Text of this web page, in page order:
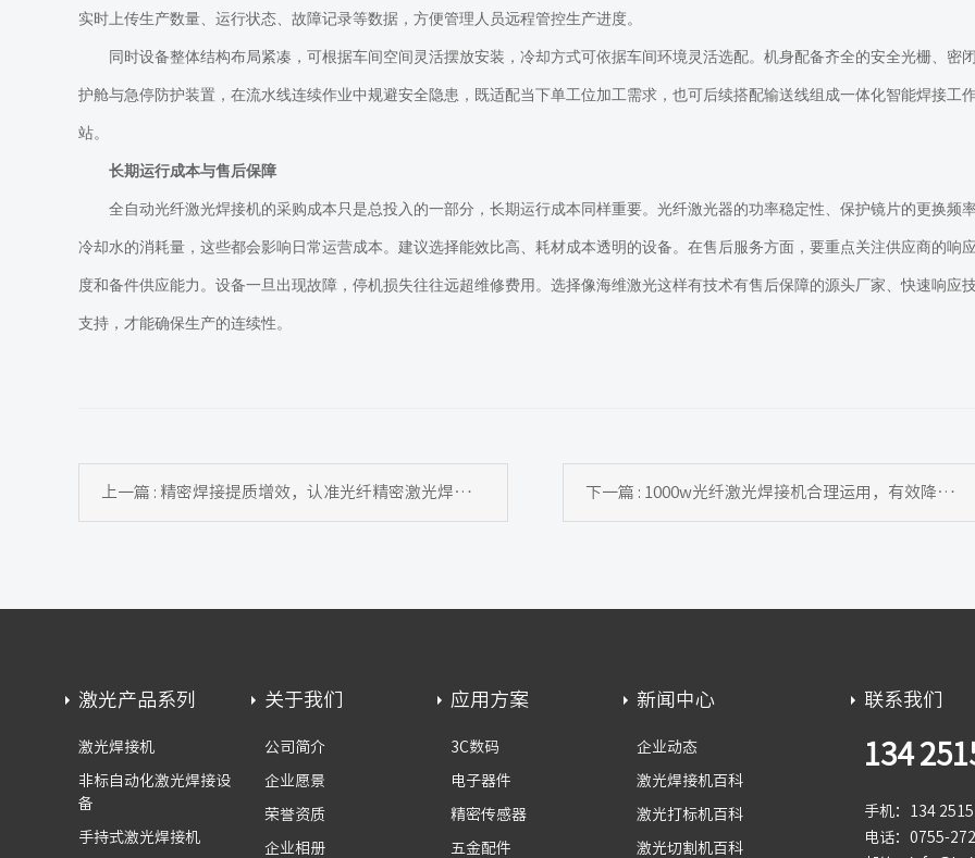
实时上传生产数量、运行状态、故障记录等数据，方便管理人员远程管控生产进度。
同时设备整体结构布局紧凑，可根据车间空间灵活摆放安装，冷却方式可依据车间环境灵活选配。机身配备齐全的安全光栅、密
护舱与急停防护装置，在流水线连续作业中规避安全隐患，既适配当下单工位加工需求，也可后续搭配输送线组成一体化智能焊接工
站。
长期运行成本与售后保障
全自动光纤激光焊接机的采购成本只是总投入的一部分，长期运行成本同样重要。光纤激光器的功率稳定性、保护镜片的更换频率
冷却水的消耗量，这些都会影响日常运营成本。建议选择能效比高、耗材成本透明的设备。在售后服务方面，要重点关注供应商的响
度和备件供应能力。设备一旦出现故障，停机损失往往远超维修费用。选择像海维激光这样有技术有售后保障的源头厂家 、快速响应
支持 ，才能确保生产的连续性。
上一篇 : 精密焊接提质增效，认准光纤精密激光焊接机 下一篇 : 1000w光纤激光焊接机合理运用，有效降低生产运维成本
激光产品系列
激光焊接机
非标自动化激光焊接设
备
手持式激光焊接机
关于我们
公司简介
企业愿景
荣誉资质
企业相册
应用方案
3C数码
电子器件
精密传感器
五金配件
新闻中心
企业动态
激光焊接机百科
激光打标机百科
激光切割机百科
联系我们
134
手机：134 2515
电话：0755-